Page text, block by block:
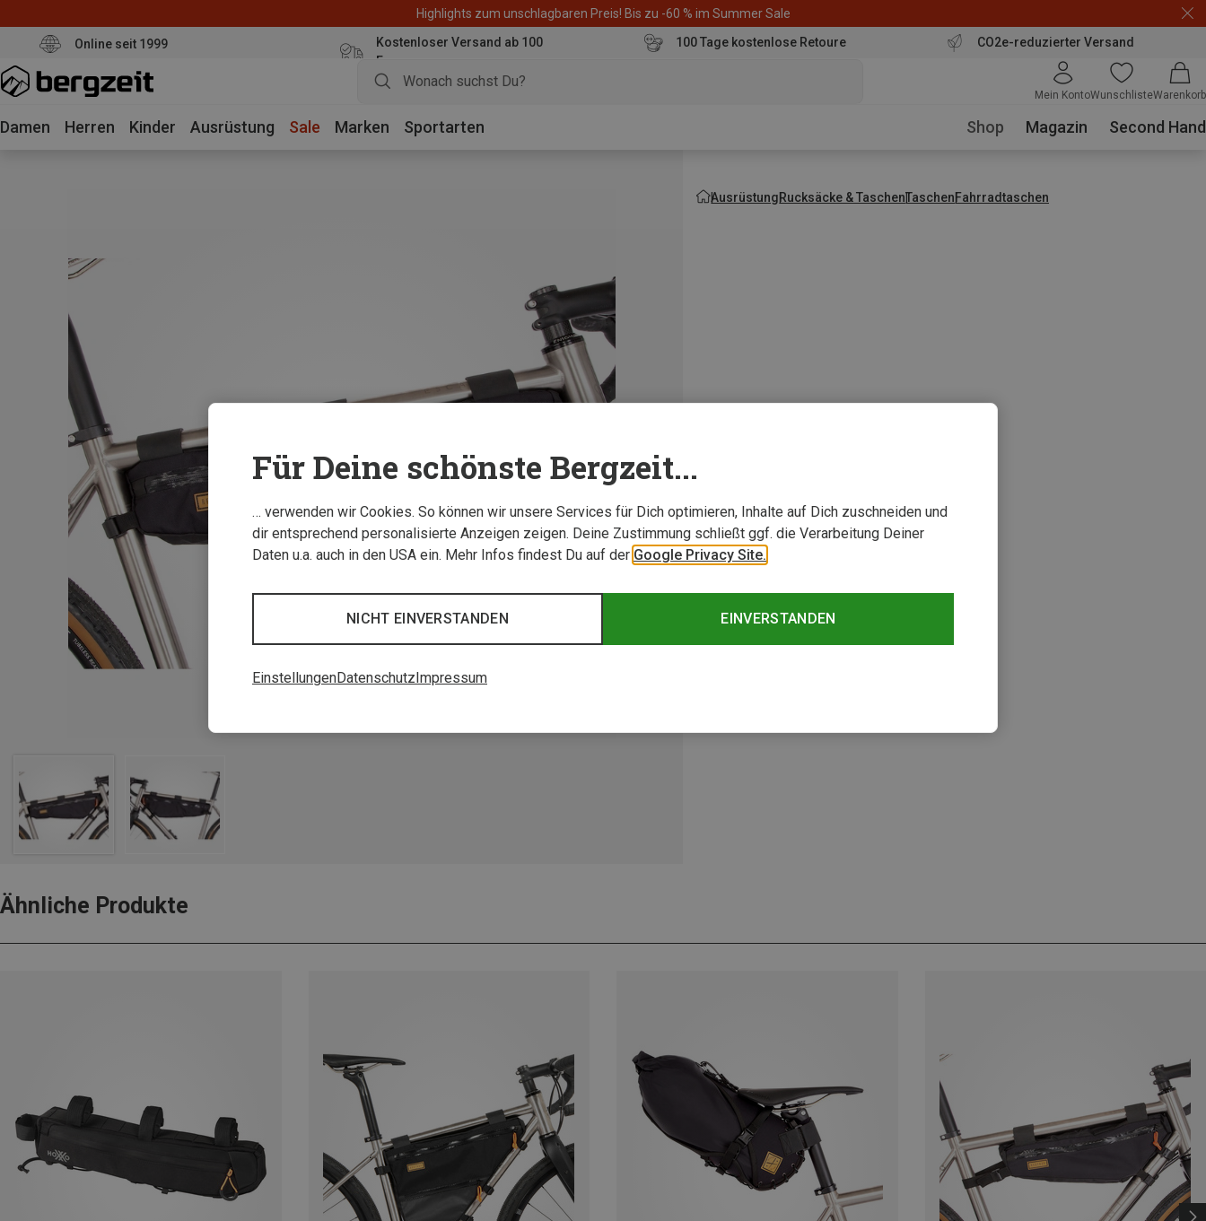
Highlights zum unschlagbaren Preis! Bis zu -60 % im Summer Sale
Online seit 1999
Kostenloser Versand ab 100
Euro
100 Tage kostenlose Retoure CO2e-reduzierter Versand
Mein KontoWunschlisteWarenkorb
Damen Herren Kinder Ausrüstung Sale Marken Sportarten Shop Magazin Second Hand
AusrüstungRucksäcke & TaschenTaschenFahrradtaschen
Ähnliche Produkte
Für Deine schönste Bergzeit...
… verwenden wir Cookies. So können wir unsere Services für Dich optimieren, Inhalte auf Dich zuschneiden und
dir entsprechend personalisierte Anzeigen zeigen. Deine Zustimmung schließt ggf. die Verarbeitung Deiner
Daten u.a. auch in den USA ein. Mehr Infos findest Du auf der Google Privacy Site.
EINVERSTANDEN
NICHT EINVERSTANDEN
EinstellungenDatenschutzImpressum